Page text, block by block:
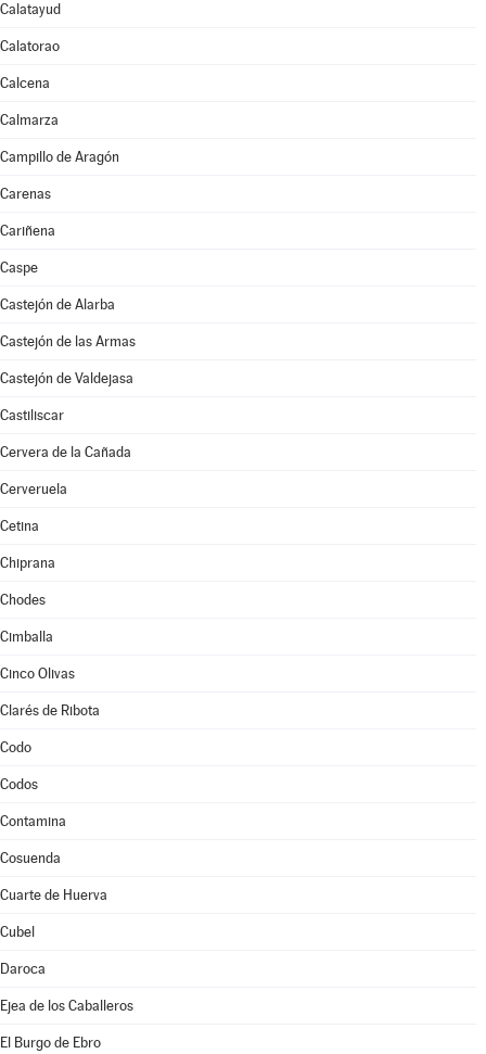
Calatayud
Calatorao
Calcena
Calmarza
Campillo de Aragón
Carenas
Cariñena
Caspe
Castejón de Alarba
Castejón de las Armas
Castejón de Valdejasa
Castiliscar
Cervera de la Cañada
Cerveruela
Cetina
Chiprana
Chodes
Cimballa
Cinco Olivas
Clarés de Ribota
Codo
Codos
Contamina
Cosuenda
Cuarte de Huerva
Cubel
Daroca
Ejea de los Caballeros
El Burgo de Ebro